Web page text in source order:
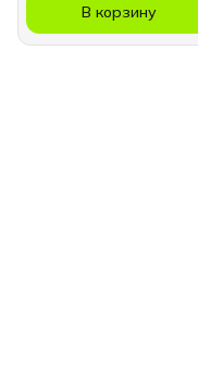
В корзину